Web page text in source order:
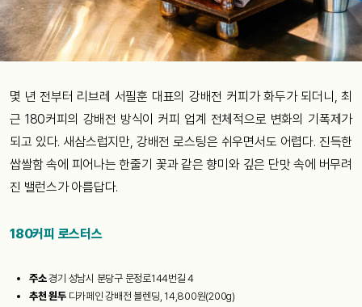
몇 년 전부터 리브레 서필훈 대표의 강배전 커피가 화두가 되더니, 최
근 180커피의 강배전 방식이 커피 업계 전체적으로 변화의 기폭제가
되고 있다. 새삼스럽지만, 강배전 로스팅은 쉬우면서도 어렵다. 진득한
쌉쌀함 속에 피어나는 한줄기 꽃과 같은 향미와 깊은 단맛 속에 버무려
진 밸런스가 아름답다.
180커피 로스터스
주소경기 성남시 분당구 문정로144번길 4
추천 원두디카페인 강배전 블렌딩, 14,800원(200g)